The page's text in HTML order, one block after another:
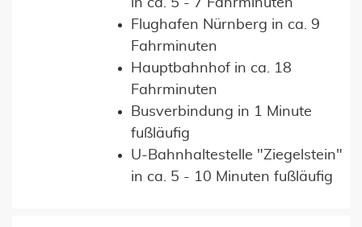
in ca. 5 - 7 Fahrminuten
Flughafen Nürnberg in ca. 9
Fahrminuten
Hauptbahnhof in ca. 18
Fahrminuten
Busverbindung in 1 Minute
fußläufig
U-Bahnhaltestelle "Ziegelstein"
in ca. 5 - 10 Minuten fußläufig